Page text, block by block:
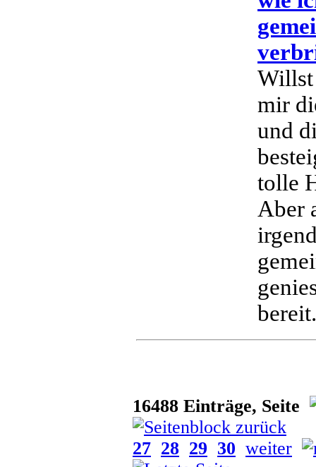
Willst
mir
und
tolle
Aber
16488 Einträge, Seite
27 28 29 30 weiter